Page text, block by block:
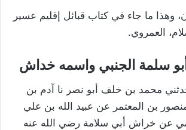
وهذا ما جاء في كتاب قبائل إقليم عسير
العمروي.
محمد بن خلف أبو نصر نا آدم بن
منصور بن المعتمر عن عبيد الله بن علي
عن خراش أبي سلامة رضي الله عنه